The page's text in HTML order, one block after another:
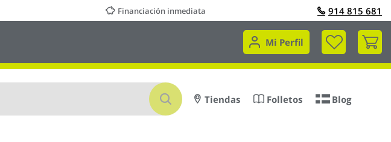
Financiación inmediata 914 815 681
Mi Perfil
Mi
Buscar
Tiendas Folletos Blog